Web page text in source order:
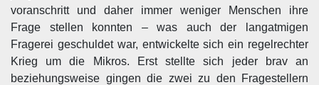
voranschritt und daher immer weniger Menschen ihre
Frage stellen konnten – was auch der langatmigen
Fragerei geschuldet war, entwickelte sich ein regelrechter
Krieg um die Mikros. Erst stellte sich jeder brav an
beziehungsweise gingen die zwei zu den Fragestellern